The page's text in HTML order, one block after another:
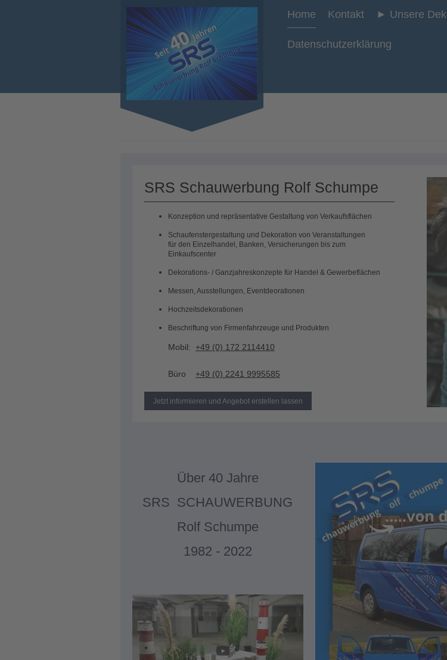
Home Kontakt ► Unsere
Datenschutzerklärung
SRS Schauwerbung Rolf Schumpe
Konzeption und repräsentative Gestaltung von Verkaufsflächen
Schaufenstergestaltung und Dekoration von Veranstaltungen
für den Einzelhandel, Banken, Versicherungen bis zum
Einkaufscenter
Dekorations- / Ganzjahreskonzepte für Handel & Gewerbeflächen
Messen, Ausstellungen, Eventdeorationen
Hochzeitsdekorationen
Beschriftung von Firmenfahrzeuge und Produkten
Mobil: +49 (0) 172 2114410
Büro +49 (0) 2241 9995585
Jetzt informieren und Angebot erstellen lassen
Über 40 Jahre
SRS SCHAUWERBUNG
Rolf Schumpe
1982 - 2022